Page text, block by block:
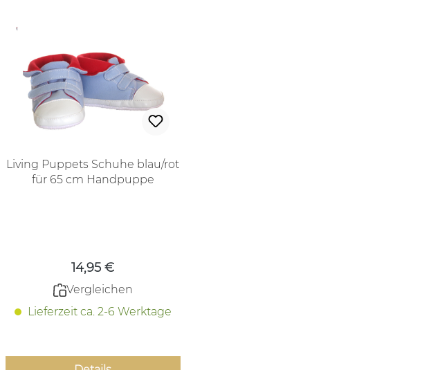
Living Puppets Schuhe blau/rot
für 65 cm Handpuppe
14,95 €
Vergleichen
Lieferzeit ca. 2-6 Werktage